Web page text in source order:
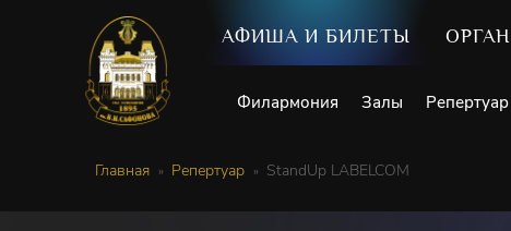
АФИША И БИЛЕТЫ ОРГАН
Филармония Залы Репертуар
Главная Репертуар StandUp LABELCOM